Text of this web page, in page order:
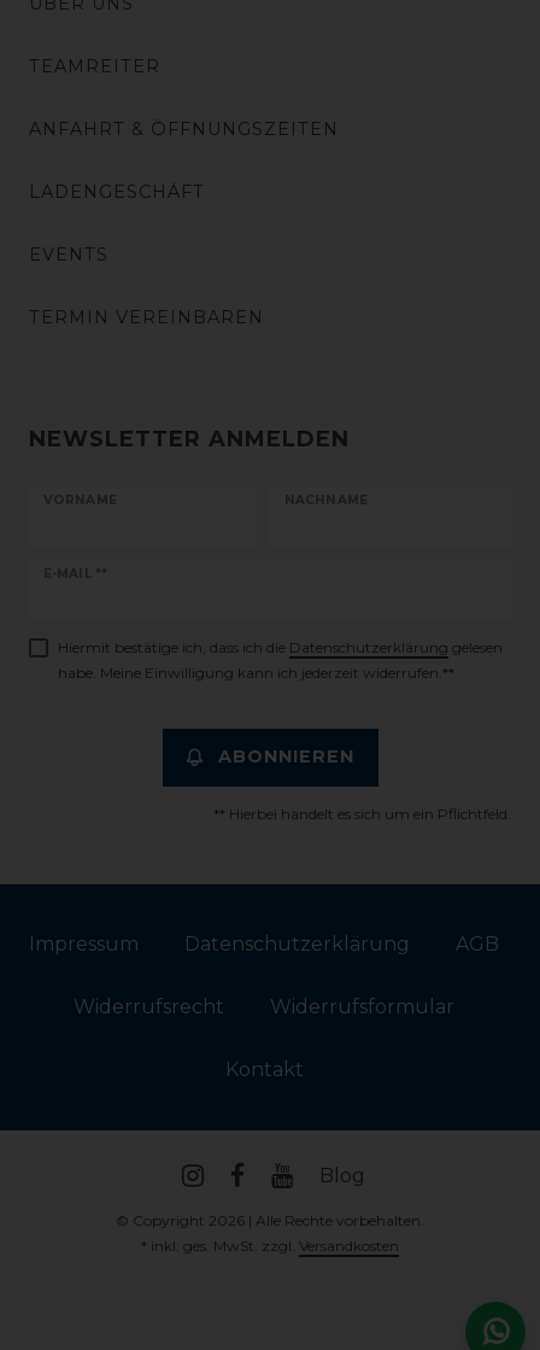
TEAMREITER
ANFAHRT & ÖFFNUNGSZEITEN
LADENGESCHÄFT
EVENTS
TERMIN VEREINBAREN
NEWSLETTER ANMELDEN
VORNAME NACHNAME
E-MAIL **
Newsletter
Hiermit bestätige ich, dass ich die Daten­schutz­erklärung gelesen
habe. Meine Einwilligung kann ich jederzeit widerrufen.**
ABONNIEREN
** Hierbei handelt es sich um ein Pflichtfeld.
Impressum Daten­schutz­erklärung AGB
Widerrufs­recht Widerrufs­formular
Kontakt
Blog
© Copyright 2026 | Alle Rechte vorbehalten.
* inkl. ges. MwSt. zzgl. Versandkosten